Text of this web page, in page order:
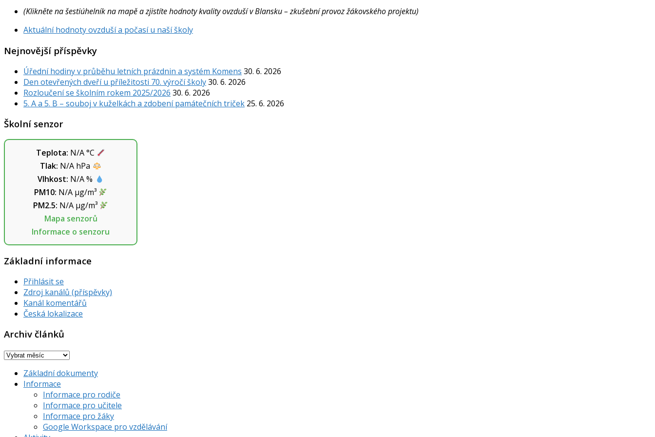
(Klikněte na šestiúhelník na mapě a zjistíte hodnoty kvality ovzduší v Blansku – zkušební provoz žákovského projektu)
Aktuální hodnoty ovzduší a počasí u naší školy
Nejnovější příspěvky
Úřední hodiny v průběhu letních prázdnin a systém Komens 30. 6. 2026
Den otevřených dveří u příležitosti 70. výročí školy30. 6. 2026
Rozloučení se školním rokem 2025/2026 30. 6. 2026
5. A a 5. B – souboj v kuželkách a zdobení památečních triček 25. 6. 2026
Školní senzor
Teplota: N/A°C
Tlak: N/A hPa
Vlhkost: N/A%
PM10: N/Aµg/m³
PM2.5: N/Aµg/m³
Mapa senzorů
Informace o senzoru
Základní informace
Přihlásit se
Zdroj kanálů (příspěvky)
Kanál komentářů
Česká lokalizace
Archiv článků
Archiv
Základní dokumenty
Informace
Informace pro rodiče
Informace pro učitele
Informace pro žáky
Google Workspace pro vzdělávání